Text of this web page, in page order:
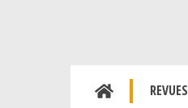
REVUES